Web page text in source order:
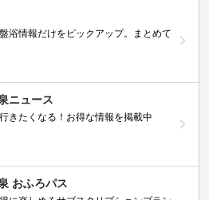
浴情報だけをピックアップ。まとめて
ニュース
きたくなる！お得な情報を掲載中
おふろパス